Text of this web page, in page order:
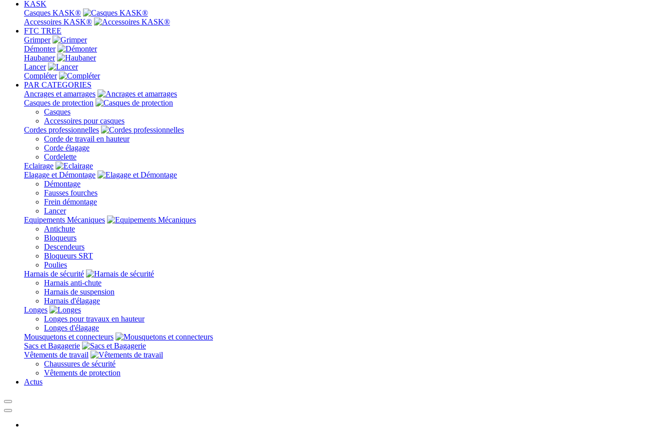
KASK
Casques KASK®
Accessoires KASK®
FTC TREE
Grimper
Démonter
Haubaner
Lancer
Compléter
PAR CATEGORIES
Ancrages et amarrages
Casques de protection
Casques
Accessoires pour casques
Cordes professionnelles
Corde de travail en hauteur
Corde élagage
Cordelette
Eclairage
Elagage et Démontage
Démontage
Fausses fourches
Frein démontage
Lancer
Equipements Mécaniques
Antichute
Bloqueurs
Descendeurs
Bloqueurs SRT
Poulies
Harnais de sécurité
Harnais anti-chute
Harnais de suspension
Harnais d'élagage
Longes
Longes pour travaux en hauteur
Longes d'élagage
Mousquetons et connecteurs
Sacs et Bagagerie
Vêtements de travail
Chaussures de sécurité
Vêtements de protection
Actus